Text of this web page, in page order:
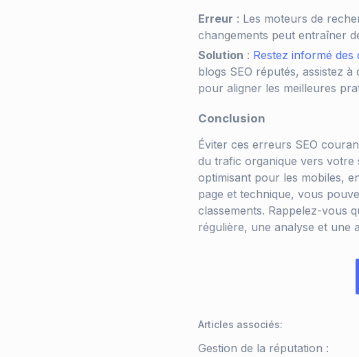
Erreur : Les moteurs de
changements peut entraîner
Solution : Restez informé des
blogs SEO réputés, assistez
pour aligner les meilleures
Conclusion
Éviter ces erreurs SEO
du trafic organique vers votre
optimisant pour les mobiles,
page et technique, vous
classements. Rappelez-vous
régulière, une analyse et une
Articles associés:
Gestion de la réputation :